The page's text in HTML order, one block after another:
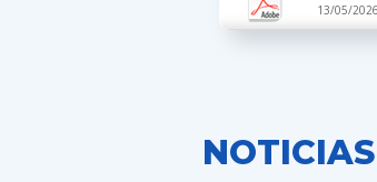
13/05/
NOTICIAS